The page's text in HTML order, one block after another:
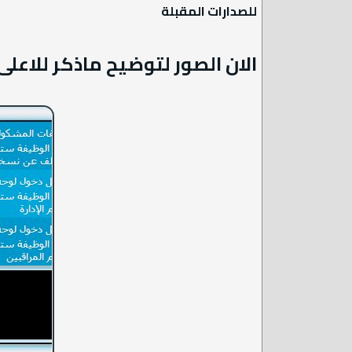
للصدارات المقبلة
الان الصور لتوضيح ماذكر